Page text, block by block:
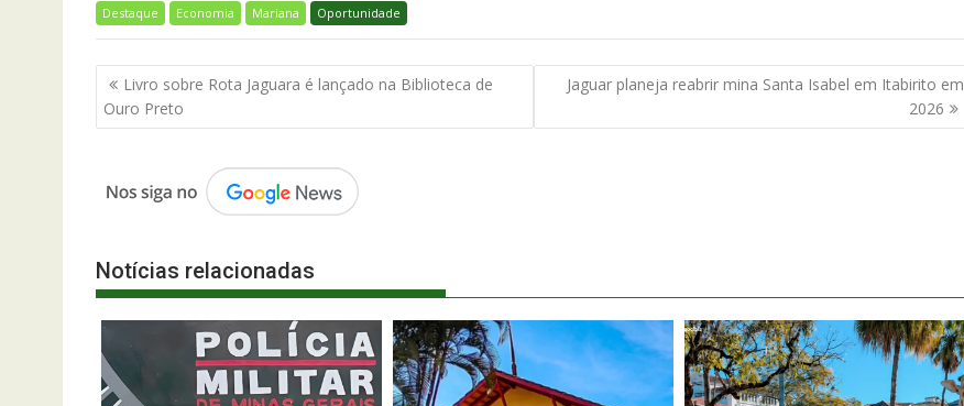
Destaque Economia Mariana Oportunidade
Navegação
de
Post
Livro sobre Rota Jaguara é lançado na Biblioteca de
Ouro Preto
Jaguar planeja reabrir mina Santa Isabel em Itabirito em
2026
Notícias relacionadas